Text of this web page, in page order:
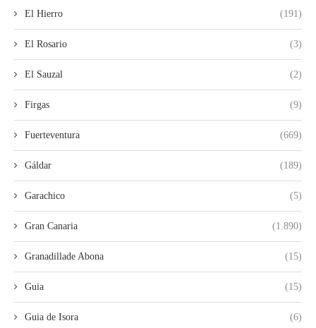
El Hierro (191)
El Rosario (3)
El Sauzal (2)
Firgas (9)
Fuerteventura (669)
Gáldar (189)
Garachico (5)
Gran Canaria (1.890)
Granadillade Abona (15)
Guia (15)
Guia de Isora (6)